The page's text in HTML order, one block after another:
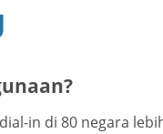
in di 80 negara